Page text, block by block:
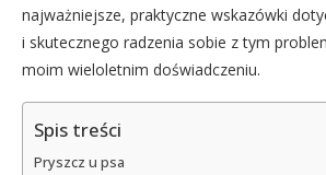
najważniejsze, praktyczne wskazówki
i skutecznego radzenia sobie z tym
moim wieloletnim doświadczeniu.
Spis treści
Pryszcz u psa